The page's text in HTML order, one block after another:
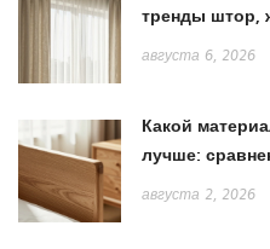
тренды штор,
августа 6, 2026
Какой
лучше:
августа 2, 2026